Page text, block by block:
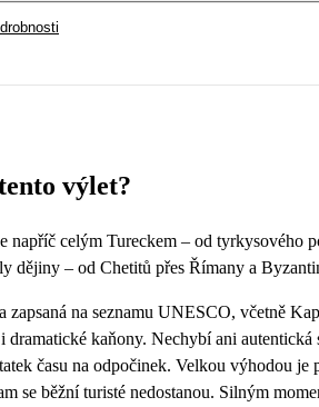
výlet?
napříč celým Tureckem – od
dějiny – od Chetitů přes Římany a
zapsaná na seznamu UNESCO, včetně
dramatické kaňony. Nechybí ani
času na odpočinek. Velkou výhodou
se běžní turisté nedostanou. Silným